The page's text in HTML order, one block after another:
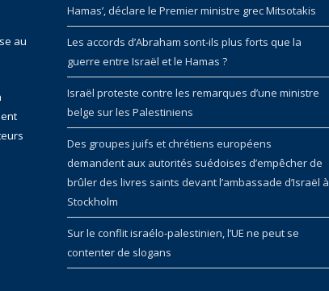
au
Hamas’, déclare le Premier ministre grec Mitsotakis
Les accords d’Abraham sont-ils plus forts que la
guerre entre Israël et le Hamas ?
Israël proteste contre les remarques d’une ministre
belge sur les Palestiniens
Des groupes juifs et chrétiens européens
demandent aux autorités suédoises d’empêcher de
brûler des livres saints devant l’ambassade d’Israël à
Stockholm
Sur le conflit israélo-palestinien, l’UE ne peut se
contenter de slogans